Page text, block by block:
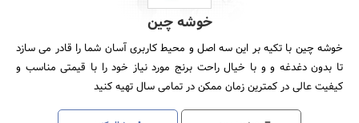
خوشه چین
خوشه چین با تکیه بر این سه اصل و محیط کاربری آسان شما را قادر می سازد
تا بدون دغدغه و و با خیال راحت برنج مورد نیاز خود را با قیمتی مناسب و
کیفیت عالی در کمترین زمان ممکن در تمامی سال تهیه کنید